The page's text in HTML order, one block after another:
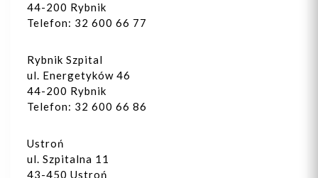
44-200 Rybnik
Telefon: 32 600 66 77
Rybnik Szpital
ul. Energetyków 46
44-200 Rybnik
Telefon: 32 600 66 86
Ustroń
ul. Szpitalna 11
43-450 Ustroń